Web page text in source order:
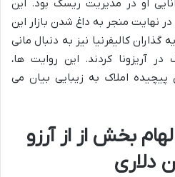
او در مدیریت ریسک بود. این
در نهایت منجر به داغ شدن بازار این
گذاران کالیفرنیا نیز به دنبال مانی
آریزونا کردند. این روایت ها،
پیچیده املاک به زیبایی بیان می
بخش از از آرزو
دلاری